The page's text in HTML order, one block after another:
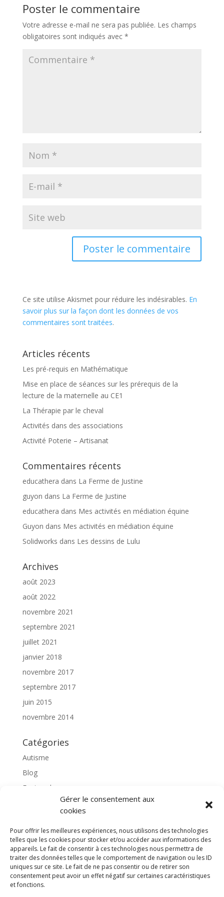
Gérer le consentement aux
cookies
Pour offrir les meilleures expériences, nous utilisons des technologies
telles que les cookies pour stocker et/ou accéder aux informations des
appareils. Le fait de consentir à ces technologies nous permettra de
traiter des données telles que le comportement de navigation ou les ID
uniques sur ce site. Le fait de ne pas consentir ou de retirer son
consentement peut avoir un effet négatif sur certaines caractéristiques
et fonctions.
Poster le commentaire
Votre adresse e-mail ne sera pas publiée. Les champs
obligatoires sont indiqués avec *
Ce site utilise Akismet pour réduire les indésirables. En
savoir plus sur la façon dont les données de vos
commentaires sont traitées.
Articles récents
Les pré-requis en Mathématique
Mise en place de séances sur les prérequis de la
lecture de la maternelle au CE1
La Thérapie par le cheval
Activités dans des associations
Activité Poterie – Artisanat
Commentaires récents
educathera dans La Ferme de Justine
guyon dans La Ferme de Justine
educathera dans Mes activités en médiation équine
Guyon dans Mes activités en médiation équine
Solidworks dans Les dessins de Lulu
Archives
août 2023
août 2022
novembre 2021
septembre 2021
juillet 2021
janvier 2018
novembre 2017
septembre 2017
juin 2015
novembre 2014
Catégories
Autisme
Blog
Featured
l'apprentissage scolaire
Non classé
partenaires
Poterie
rassemblons nos expériences